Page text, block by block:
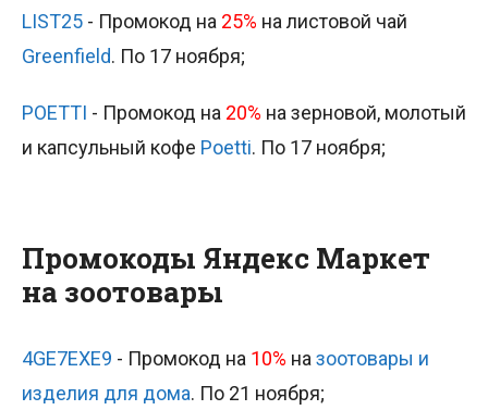
LIST25 - Промокод на 25% на листовой чай
Greenfield. По 17 ноября;
POETTI - Промокод на 20% на зерновой, молотый
и капсульный кофе Poetti. По 17 ноября;
Промокоды Яндекс Маркет
на зоотовары
4GE7EXE9 - Промокод на 10% назоотовары и
изделия для дома. По 21 ноября;